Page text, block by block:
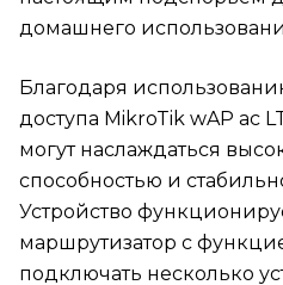
домашнего
Благодаря
доступа MikroTik wAP ac
могут наслаждаться
способностью и
Устройство
маршрутизатор с
подключать несколько